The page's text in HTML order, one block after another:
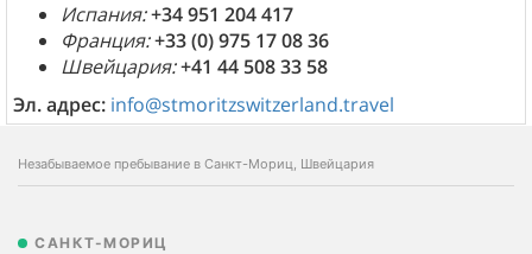
Испания:+34 951 204 417
Франция:+33 (0) 975 17 08 36
Швейцария:+41 44 508 33 58
Эл. адрес: info@stmoritzswitzerland.travel
Незабываемое пребывание в Санкт-Мориц, Швейцария
САНКТ-МОРИЦ